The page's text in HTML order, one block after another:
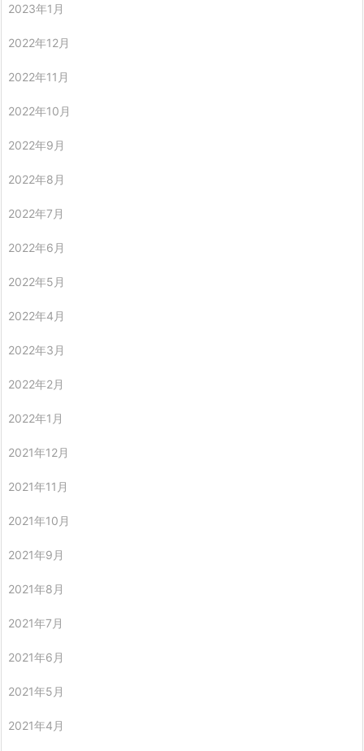
2023年1月
2022年12月
2022年11月
2022年10月
2022年9月
2022年8月
2022年7月
2022年6月
2022年5月
2022年4月
2022年3月
2022年2月
2022年1月
2021年12月
2021年11月
2021年10月
2021年9月
2021年8月
2021年7月
2021年6月
2021年5月
2021年4月